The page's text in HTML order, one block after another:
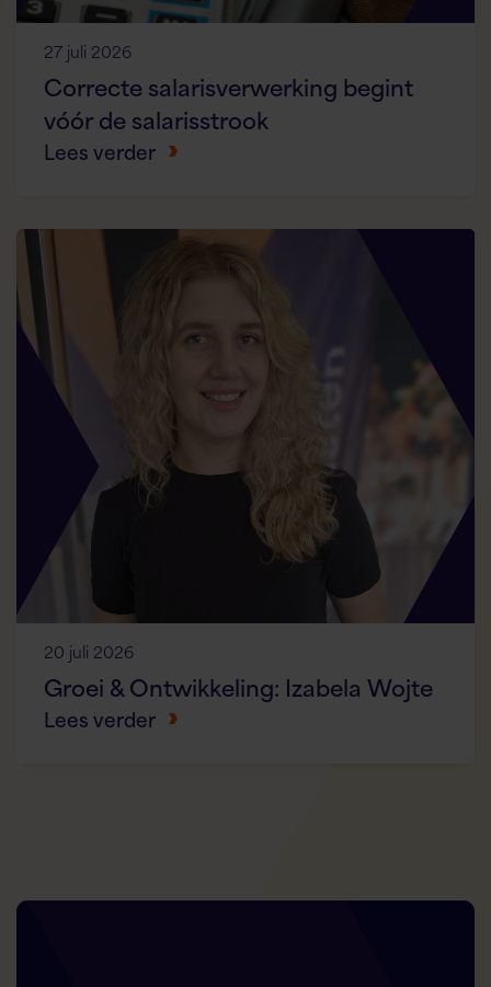
27 juli 2026
Correcte salarisverwerking begint
vóór de salarisstrook
Lees verder
20 juli 2026
Groei & Ontwikkeling: Izabela Wojte
Lees verder